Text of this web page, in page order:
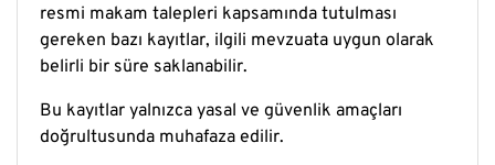
resmi makam talepleri kapsamında tutulması
gereken bazı kayıtlar, ilgili mevzuata uygun olarak
belirli bir süre saklanabilir.
Bu kayıtlar yalnızca yasal ve güvenlik amaçları
doğrultusunda muhafaza edilir.